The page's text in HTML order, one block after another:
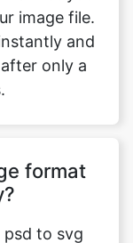
format
in any
quality
your